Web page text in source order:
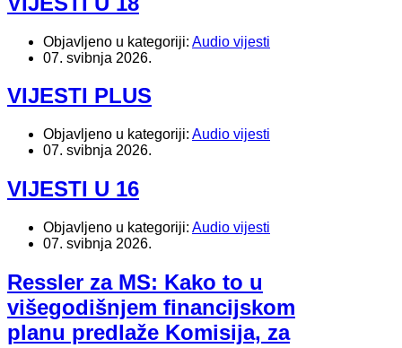
Objavljeno u kategoriji: Audio vijesti
07. svibnja 2026.
VIJESTI PLUS
Objavljeno u kategoriji: Audio vijesti
07. svibnja 2026.
VIJESTI U 16
Objavljeno u kategoriji: Audio vijesti
07. svibnja 2026.
Ressler za MS: Kako to u
višegodišnjem financijskom
planu predlaže Komisija, za